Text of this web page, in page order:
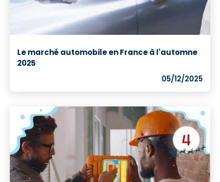
Le marché automobile en France à l'automne
2025
05/12/2025